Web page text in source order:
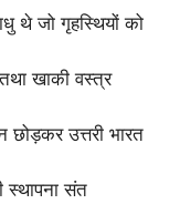
थे जो गृहस्थियों को
खाकी वस्त्र
छोड़कर उत्तरी भारत
स्थापना संत